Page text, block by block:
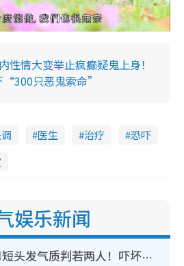
性情大变举止疯癫疑鬼上身！
“300只恶鬼索命”
医生 治疗
恐吓
娱乐新闻
简淑儿染金发剪短头发气质判若两人！吓坏老公麦大力都认不出：“你做什么？”